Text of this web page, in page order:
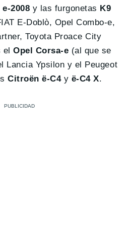
e-2008 y las furgonetas K9
E-Doblò, Opel Combo-e,
Toyota Proace City
elOpel Corsa-e (al que se
Lancia Ypsilon y el Peugeot
Citroën ë-C4y ë-C4 X.